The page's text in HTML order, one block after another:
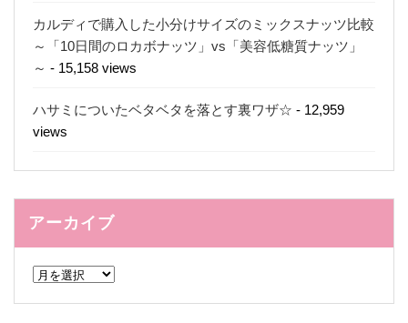
カルディで購入した小分けサイズのミックスナッツ比較
～「10日間のロカボナッツ」vs「美容低糖質ナッツ」
～ - 15,158 views
ハサミについたベタベタを落とす裏ワザ☆ - 12,959
views
アーカイブ
ア